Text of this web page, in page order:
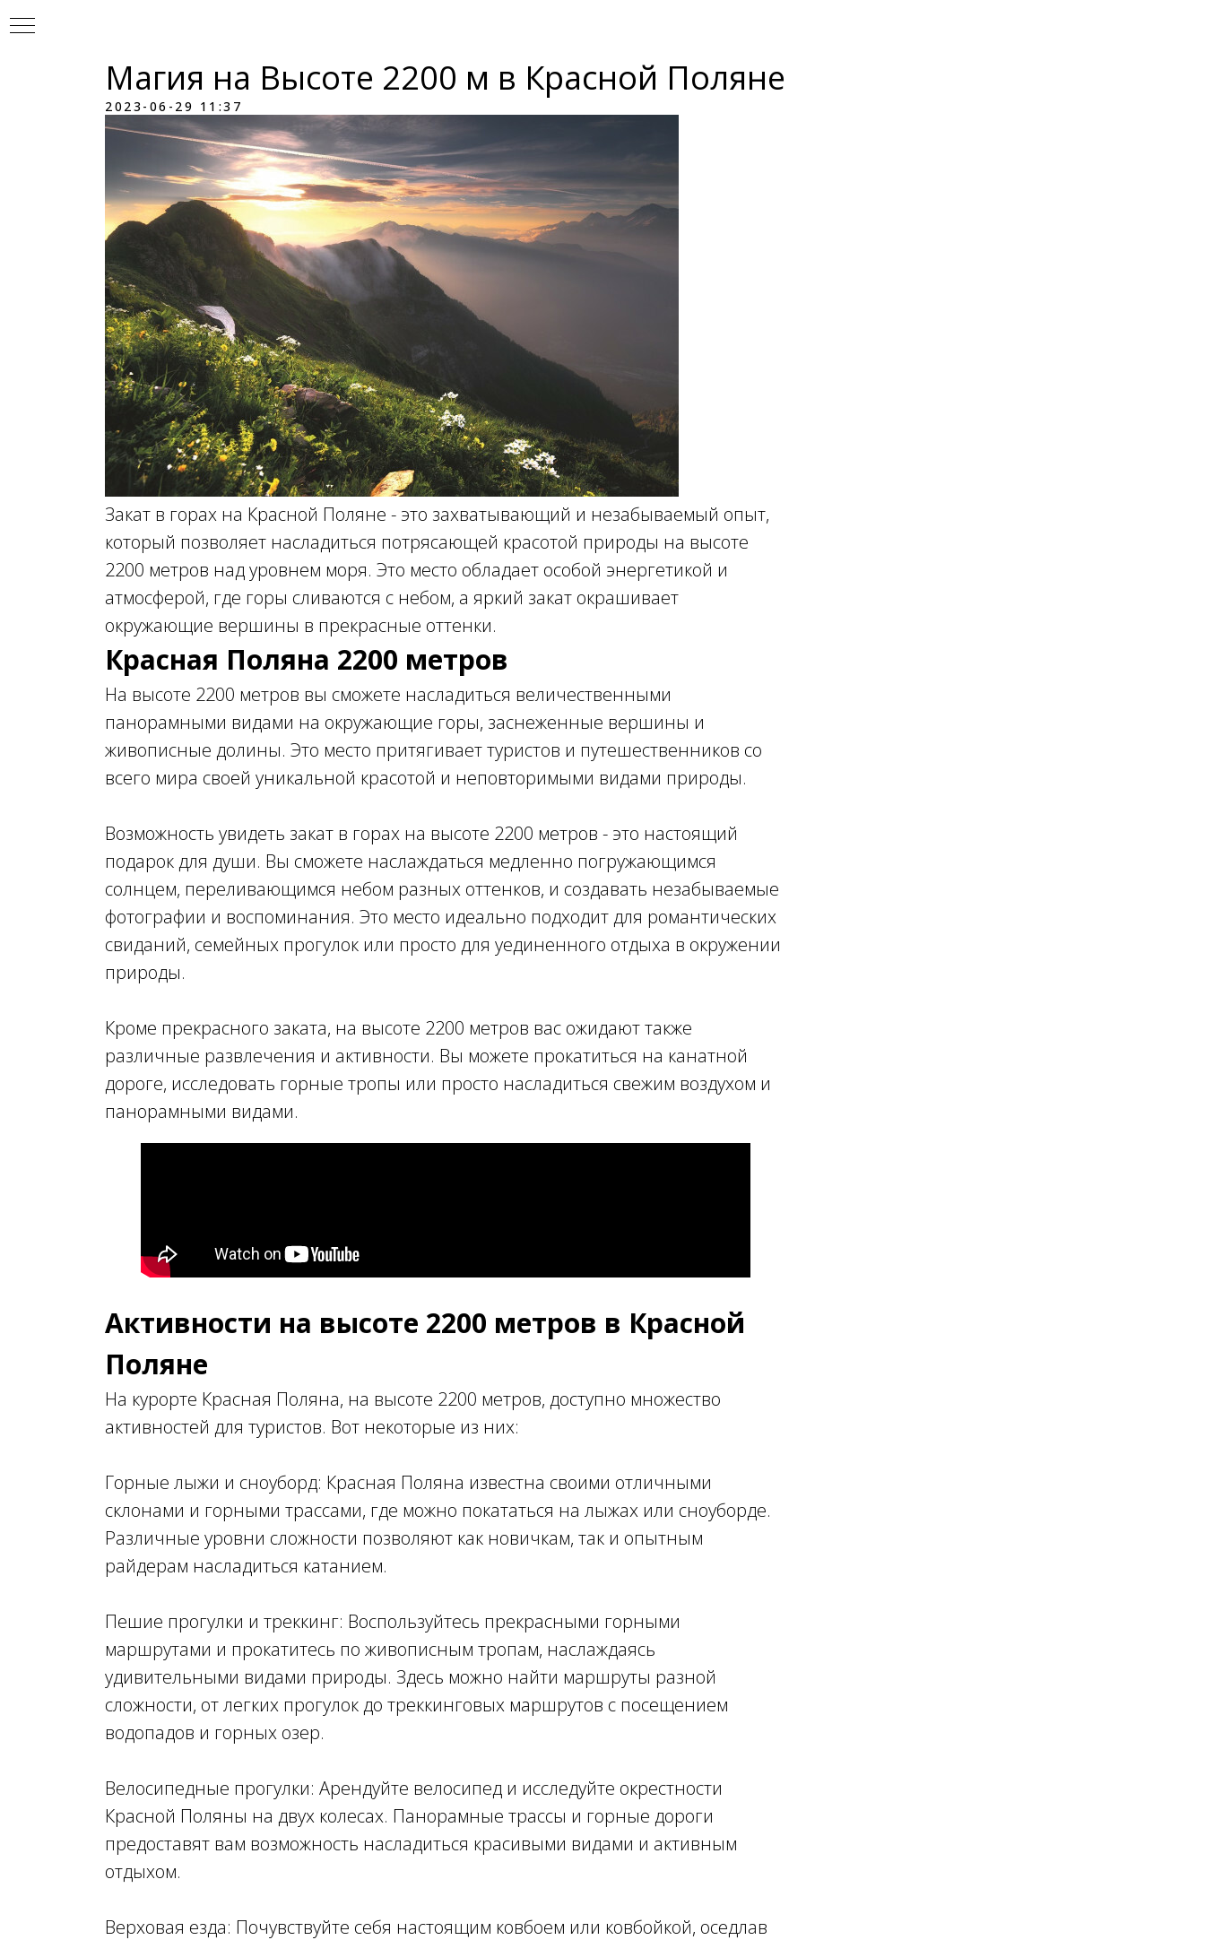
Магия на Высоте 2200 м в Красной Поляне
2023-06-29 11:37
Закат в горах на Красной Поляне - это захватывающий и незабываемый опыт,
который позволяет насладиться потрясающей красотой природы на высоте
2200 метров над уровнем моря. Это место обладает особой энергетикой и
атмосферой, где горы сливаются с небом, а яркий закат окрашивает
окружающие вершины в прекрасные оттенки.
Красная Поляна 2200 метров
На высоте 2200 метров вы сможете насладиться величественными
панорамными видами на окружающие горы, заснеженные вершины и
живописные долины. Это место притягивает туристов и путешественников со
всего мира своей уникальной красотой и неповторимыми видами природы.
Возможность увидеть закат в горах на высоте 2200 метров - это настоящий
подарок для души. Вы сможете наслаждаться медленно погружающимся
солнцем, переливающимся небом разных оттенков, и создавать незабываемые
фотографии и воспоминания. Это место идеально подходит для романтических
свиданий, семейных прогулок или просто для уединенного отдыха в окружении
природы.
Кроме прекрасного заката, на высоте 2200 метров вас ожидают также
различные развлечения и активности. Вы можете прокатиться на канатной
дороге, исследовать горные тропы или просто насладиться свежим воздухом и
панорамными видами.
Активности на высоте 2200 метров в Красной
Поляне
На курорте Красная Поляна, на высоте 2200 метров, доступно множество
активностей для туристов. Вот некоторые из них:
Горные лыжи и сноуборд: Красная Поляна известна своими отличными
склонами и горными трассами, где можно покататься на лыжах или сноуборде.
Различные уровни сложности позволяют как новичкам, так и опытным
райдерам насладиться катанием.
Пешие прогулки и треккинг: Воспользуйтесь прекрасными горными
маршрутами и прокатитесь по живописным тропам, наслаждаясь
удивительными видами природы. Здесь можно найти маршруты разной
сложности, от легких прогулок до треккинговых маршрутов с посещением
водопадов и горных озер.
Велосипедные прогулки: Арендуйте велосипед и исследуйте окрестности
Красной Поляны на двух колесах. Панорамные трассы и горные дороги
предоставят вам возможность насладиться красивыми видами и активным
отдыхом.
Верховая езда: Почувствуйте себя настоящим ковбоем или ковбойкой, оседлав